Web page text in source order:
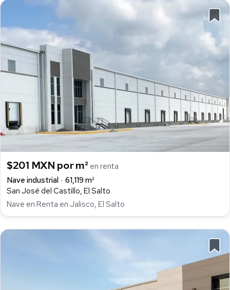
$201 MXN por m² en renta
Nave industrial
61,119 m²
San José del Castillo, El Salto
Nave en Renta en Jalisco, El Salto